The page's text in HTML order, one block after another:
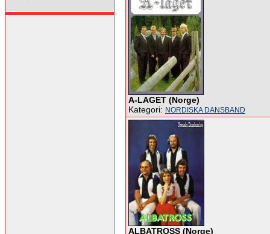
A-LAGET (Norge)
Kategori: NORDISKA DANSBAND
ALBATROSS (Norge)